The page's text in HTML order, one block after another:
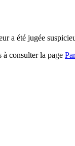
a été jugée
à consulter la page